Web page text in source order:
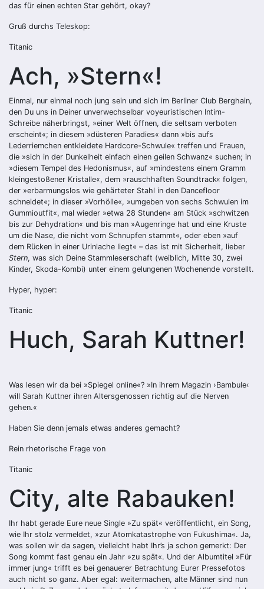
das für einen echten Star gehört, okay?
Gruß durchs Teleskop:
Titanic
Ach, »Stern«!
Einmal, nur einmal noch jung sein und sich im Berliner Club Berghain,
den Du uns in Deiner unverwechselbar voyeuristischen Intim-
Schreibe näherbringst, »einer Welt öffnen, die seltsam verboten
erscheint«; in diesem »düsteren Paradies« dann »bis aufs
Lederriemchen entkleidete Hardcore-Schwule« treffen und Frauen,
die »sich in der Dunkelheit einfach einen geilen Schwanz« suchen; in
»diesem Tempel des Hedonismus«, auf »mindestens einem Gramm
kleingestoßener Kristalle«, dem »rauschhaften Soundtrack« folgen,
der »erbarmungslos wie gehärteter Stahl in den Dancefloor
schneidet«; in dieser »Vorhölle«, »umgeben von sechs Schwulen im
Gummioutfit«, mal wieder »etwa 28 Stunden« am Stück »schwitzen
bis zur Dehydration« und bis man »Augenringe hat und eine Kruste
um die Nase, die nicht vom Schnupfen stammt«, oder eben »auf
dem Rücken in einer Urinlache liegt« – das ist mit Sicherheit, lieber
Stern, was sich Deine Stammleserschaft (weiblich, Mitte 30, zwei
Kinder, Skoda-Kombi) unter einem gelungenen Wochenende vorstellt.
Hyper, hyper:
Titanic
Huch, Sarah Kuttner!
Was lesen wir da bei »Spiegel online«? »In ihrem Magazin ›Bambule‹
will Sarah Kuttner ihren Altersgenossen richtig auf die Nerven
gehen.«
Haben Sie denn jemals etwas anderes gemacht?
Rein rhetorische Frage von
Titanic
City, alte Rabauken!
Ihr habt gerade Eure neue Single »Zu spät« veröffentlicht, ein Song,
wie Ihr stolz vermeldet, »zur Atomkatastrophe von Fukushima«. Ja,
was sollen wir da sagen, vielleicht habt Ihr’s ja schon gemerkt: Der
Song kommt fast genau ein Jahr »zu spät«. Und der Albumtitel »Für
immer jung« trifft es bei genauerer Betrachtung Eurer Pressefotos
auch nicht so ganz. Aber egal: weitermachen, alte Männer sind nun